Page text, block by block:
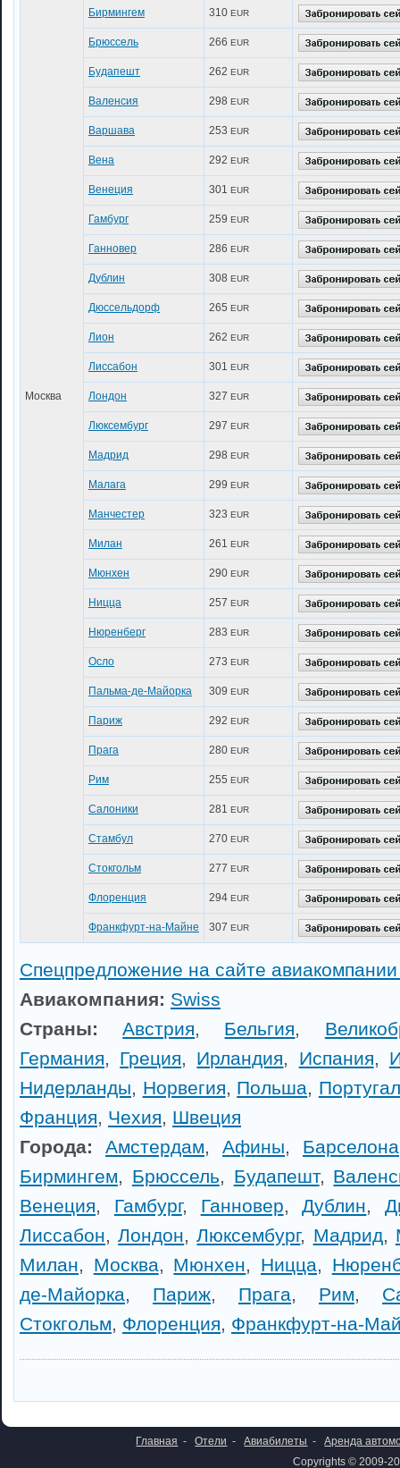
Москва
Бирмингем 310 EUR
Брюссель 266 EUR
Будапешт 262 EUR
Валенсия 298 EUR
Варшава 253 EUR
Вена 292 EUR
Венеция 301 EUR
Гамбург 259 EUR
Ганновер 286 EUR
Дублин 308 EUR
Дюссельдорф 265 EUR
Лион 262 EUR
Лиссабон 301 EUR
Лондон 327 EUR
Люксембург 297 EUR
Мадрид 298 EUR
Малага 299 EUR
Манчестер 323 EUR
Милан 261 EUR
Мюнхен 290 EUR
Ницца 257 EUR
Нюренберг 283 EUR
Осло 273 EUR
Пальма-де-Майорка 309 EUR
Париж 292 EUR
Прага 280 EUR
Рим 255 EUR
Салоники 281 EUR
Стамбул 270 EUR
Стокгольм 277 EUR
Флоренция 294 EUR
Франкфурт-на-Майне 307 EUR
Спецпредложение на сайте
Авиакомпания: Swiss
Страны:
Австрия, Бельгия,
Германия, Греция, Ирландия, Испания,
Нидерланды, Норвегия, Польша,
Франция, Чехия, Швеция
Города:
Амстердам, Афины, Барселона
Бирмингем, Брюссель, Будапешт,
Венеция, Гамбург, Ганновер,Дублин,
Лиссабон,Лондон,Люксембург, Мадрид,
Милан, Москва, Мюнхен, Ницца,
де-Майорка, Париж, Прага, Рим,
Стокгольм, Флоренция, Франкфурт-на-
Главная - Отели - Авиабилеты -
Аренда
Copyrights © 2009-